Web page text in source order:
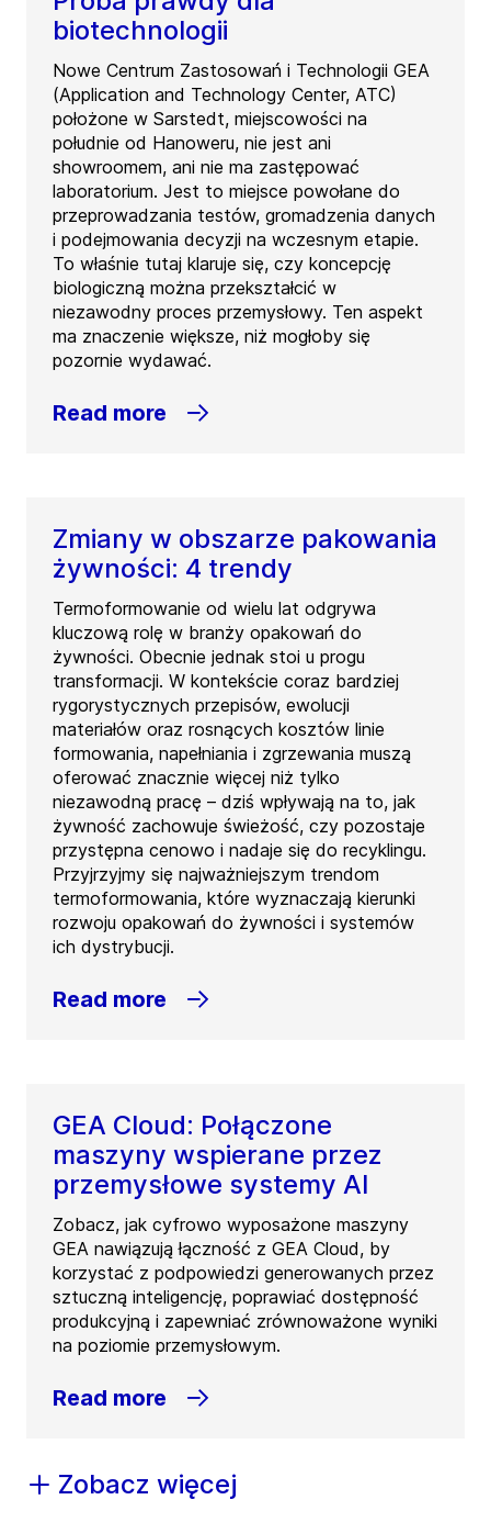
biotechnologii
Nowe Centrum Zastosowań i Technologii GEA
(Application and Technology Center, ATC)
położone w Sarstedt, miejscowości na
południe od Hanoweru, nie jest ani
showroomem, ani nie ma zastępować
laboratorium. Jest to miejsce powołane do
przeprowadzania testów, gromadzenia danych
i podejmowania decyzji na wczesnym etapie.
To właśnie tutaj klaruje się, czy koncepcję
biologiczną można przekształcić w
niezawodny proces przemysłowy. Ten aspekt
ma znaczenie większe, niż mogłoby się
pozornie wydawać.
Read more
Zmiany w obszarze pakowania
żywności: 4 trendy
Termoformowanie od wielu lat odgrywa
kluczową rolę w branży opakowań do
żywności. Obecnie jednak stoi u progu
transformacji. W kontekście coraz bardziej
rygorystycznych przepisów, ewolucji
materiałów oraz rosnących kosztów linie
formowania, napełniania i zgrzewania muszą
oferować znacznie więcej niż tylko
niezawodną pracę – dziś wpływają na to, jak
żywność zachowuje świeżość, czy pozostaje
przystępna cenowo i nadaje się do recyklingu.
Przyjrzyjmy się najważniejszym trendom
termoformowania, które wyznaczają kierunki
rozwoju opakowań do żywności i systemów
ich dystrybucji.
Read more
GEA Cloud: Połączone
maszyny wspierane przez
przemysłowe systemy AI
Zobacz, jak cyfrowo wyposażone maszyny
GEA nawiązują łączność z GEA Cloud, by
korzystać z podpowiedzi generowanych przez
sztuczną inteligencję, poprawiać dostępność
produkcyjną i zapewniać zrównoważone wyniki
na poziomie przemysłowym.
Read more
Zobacz więcej